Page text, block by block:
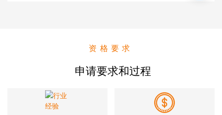
资格要求
申请要求和过程